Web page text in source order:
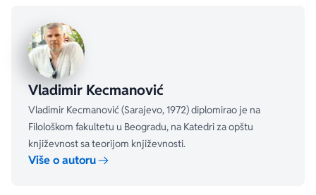
aboutPage.sr-only.custom-youtube-play-icon
Vladimir Kecmanović
Vladimir Kecmanović (Sarajevo, 1972) diplomirao je na
Filološkom fakultetu u Beogradu, na Katedri za opštu
književnost sa teorijom književnosti.
Više o autoru